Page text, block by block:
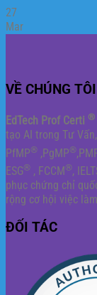
27
Mar
VỀ CHÚNG TÔI
EdTech Prof Certi ®
tạo AI trong Tư
PfMP® ,PgMP®
ESG® , FCCM®,
phục chứng chỉ
rộng cơ hội việc
ĐỐI TÁC